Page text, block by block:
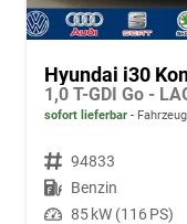
Hyundai i30
1,0 T-GDI Go -
sofort lieferbar
Fahrzeugnr. 94833
Kraftstoff Benzin
Leistung 85 kW (116 PS)